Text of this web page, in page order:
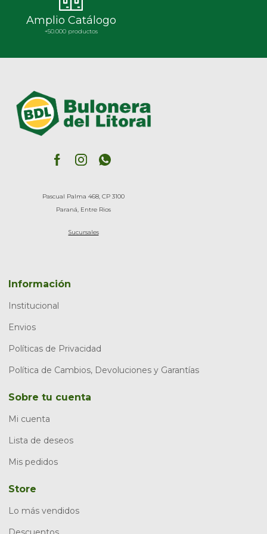
Amplio Catálogo
+50.000 productos
Pascual Palma 468, CP 3100
Paraná, Entre Rios
Sucursales
Información
Institucional
Envios
Políticas de Privacidad
Política de Cambios, Devoluciones y Garantías
Sobre tu cuenta
Mi cuenta
Lista de deseos
Mis pedidos
Store
Lo más vendidos